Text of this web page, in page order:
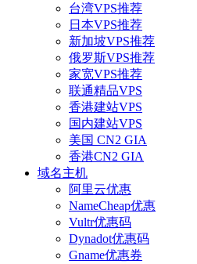
台湾VPS推荐
日本VPS推荐
新加坡VPS推荐
俄罗斯VPS推荐
家宽VPS推荐
联通精品VPS
香港建站VPS
国内建站VPS
美国 CN2 GIA
香港CN2 GIA
域名主机
阿里云优惠
NameCheap优惠
Vultr优惠码
Dynadot优惠码
Gname优惠券